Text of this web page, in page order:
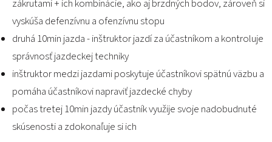
zákrutami + ich kombinácie, ako aj brzdných bodov, zároveň si
vyskúša defenzívnu a ofenzívnu stopu
druhá 10min jazda - inštruktor jazdí za účastníkom a kontroluje
správnosť jazdeckej techniky
inštruktor medzi jazdami poskytuje účastníkovi spätnú väzbu a
pomáha účastníkovi napraviť jazdecké chyby
počas tretej 10min jazdy účastník využije svoje nadobudnuté
skúsenosti a zdokonaľuje si ich